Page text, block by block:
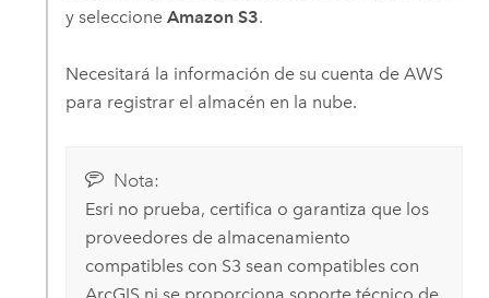
y seleccione Amazon S3.
Necesitará la información de su cuenta de AWS
para registrar el almacén en la nube.
Nota:
Esri no prueba, certifica o garantiza que los
proveedores de almacenamiento
compatibles con S3 sean compatibles con